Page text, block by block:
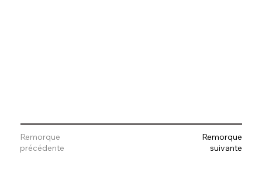
Remorque
précédente
Remorque
suivante